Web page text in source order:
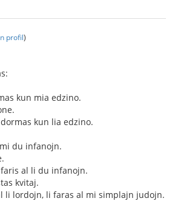
profil)
kun mia edzino.
kun lia edzino.
du infanojn.
al li du infanojn.
kvitaj.
li lordojn, li faras al mi simplajn judojn.